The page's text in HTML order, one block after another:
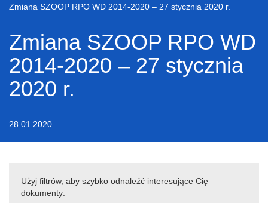
Zmiana SZOOP RPO WD 2014-2020 – 27 stycznia 2020 r.
Zmiana SZOOP RPO WD
2014-2020 – 27 stycznia
2020 r.
28.01.2020
Użyj filtrów, aby szybko odnaleźć interesujące Cię
dokumenty: